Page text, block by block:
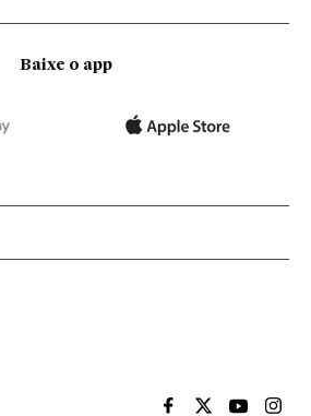
Baixe o app